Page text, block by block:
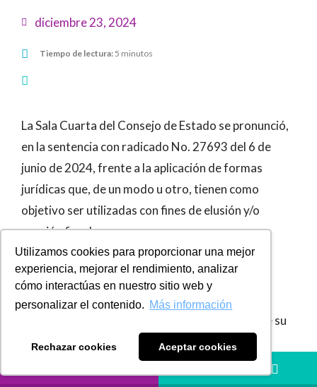
Utilizamos cookies para proporcionar una mejor
experiencia, mejorar el rendimiento, analizar
cómo interactúas en nuestro sitio web y
personalizar el contenido. Más información
Rechazar cookies Aceptar cookies
diciembre 23, 2024
Tiempo de lectura:5 minutos
La Sala Cuarta del Consejo de Estado se pronunció,
en la sentencia con radicado No. 27693 del 6 de
junio de 2024, frente a la aplicación de formas
jurídicas que, de un modo u otro, tienen como
objetivo ser utilizadas con fines de elusión y/o
evasión fiscal.
Origen del caso: fiscalización y
modificación del impuesto de renta
El caso analizado por el Consejo de Estado tiene su
origen en un proceso de Fiscalización de la
Administración Tributaria, en donde se modificó
Impuesto de Rentaen aplicación